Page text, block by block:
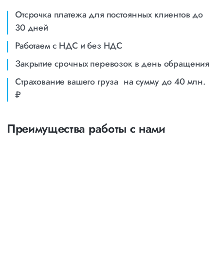
Отсрочка платежа для постоянных клиентов до
30 дней
Работаем с НДС и без НДС
Закрытие срочных перевозок в день обращения
Страхование вашего груза на сумму до 40 млн.
₽
Преимущества работы с нами